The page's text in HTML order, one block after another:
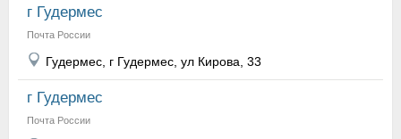
г Гудермес
Почта России
Гудермес, г Гудермес, ул Кирова, 33
г Гудермес
Почта России